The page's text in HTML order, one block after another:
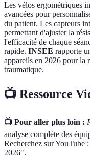
Les vélos ergométriques
avancées pour
du patient. Les capteurs
permettant d'ajuster la
l'efficacité de chaque
rapide. INSEE rapporte
appareils en 2026 pour la
traumatique.
📺 Ressource
📺 Pour aller plus loin :
analyse complète des
Recherchez sur YouTube
2026".